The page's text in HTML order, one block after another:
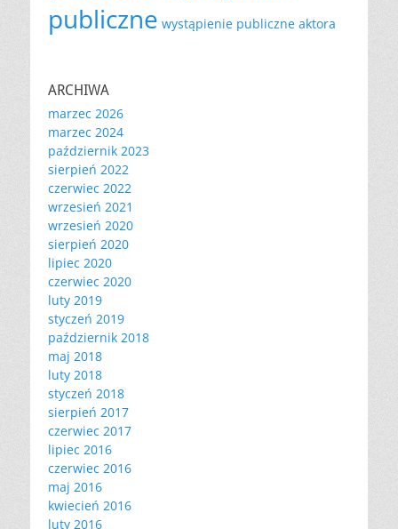
publiczne wystąpienie publiczne aktora
ARCHIWA
marzec 2026
marzec 2024
październik 2023
sierpień 2022
czerwiec 2022
wrzesień 2021
wrzesień 2020
sierpień 2020
lipiec 2020
czerwiec 2020
luty 2019
styczeń 2019
październik 2018
maj 2018
luty 2018
styczeń 2018
sierpień 2017
czerwiec 2017
lipiec 2016
czerwiec 2016
maj 2016
kwiecień 2016
luty 2016